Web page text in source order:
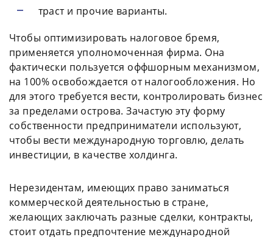
траст и прочие варианты.
Чтобы оптимизировать налоговое бремя,
применяется уполномоченная фирма. Она
фактически пользуется оффшорным механизмом,
на 100% освобождается от налогообложения. Но
для этого требуется вести, контролировать бизнес
за пределами острова. Зачастую эту форму
собственности предприниматели используют,
чтобы вести международную торговлю, делать
инвестиции, в качестве холдинга.
Нерезидентам, имеющих право заниматься
коммерческой деятельностью в стране,
желающих заключать разные сделки, контракты,
стоит отдать предпочтение международной